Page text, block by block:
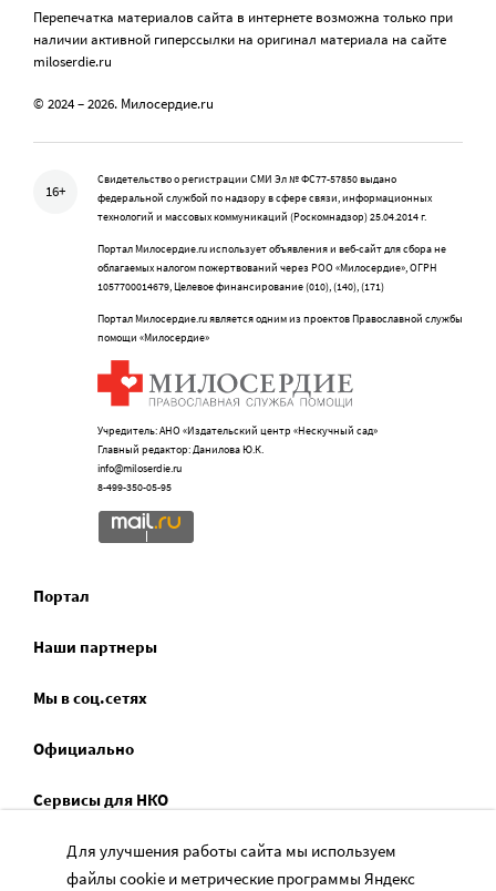
Перепечатка материалов сайта в интернете возможна только при
наличии активной гиперссылки на оригинал материала на сайте
miloserdie.ru
© 2024 – 2026. Милосердие.ru
16+
Свидетельство о регистрации СМИ Эл № ФС77-57850 выдано
федеральной службой по надзору в сфере связи, информационных
технологий и массовых коммуникаций (Роскомнадзор) 25.04.2014 г.
Портал Милосердие.ru использует объявления и веб-сайт для сбора не
облагаемых налогом пожертвований через РОО «Милосердие», ОГРН
1057700014679, Целевое финансирование (010), (140), (171)
Портал Милосердие.ru является одним из проектов Православной службы
помощи «Милосердие»
Учредитель: АНО «Издательский центр «Нескучный сад»
Главный редактор: Данилова Ю.К.
info@miloserdie.ru
8-499-350-05-95
Портал
Наши партнеры
Мы в соц.сетях
Официально
Сервисы для НКО
Спецпроекты
Для улучшения работы сайта мы используем
файлы cookie и метрические программы Яндекс